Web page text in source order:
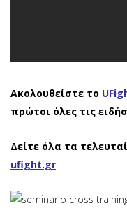
Ακολουθείστε το
πρώτοι όλες τις
Δείτε όλα τα
ufight.gr